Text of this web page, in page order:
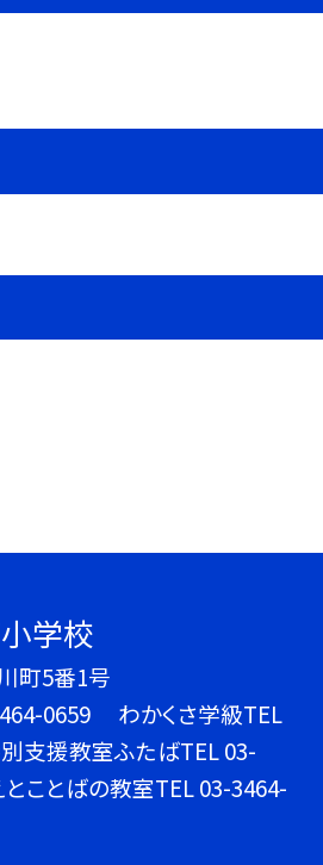
学校
町5番1号
0659 わかくさ学級TEL
支援教室ふたばTEL 03-
ことばの教室TEL 03-3464-